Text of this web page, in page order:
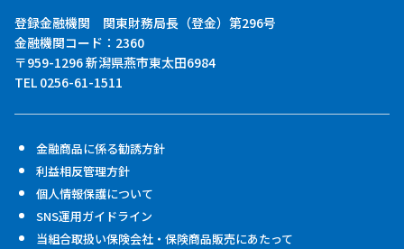
登録金融機関 関東財務局長（登金）第296号
金融機関コード：2360
〒959-1296 新潟県燕市東太田6984
TEL 0256-61-1511
金融商品に係る勧誘方針
利益相反管理方針
個人情報保護について
SNS運用ガイドライン
当組合取扱い保険会社・保険商品販売にあたって